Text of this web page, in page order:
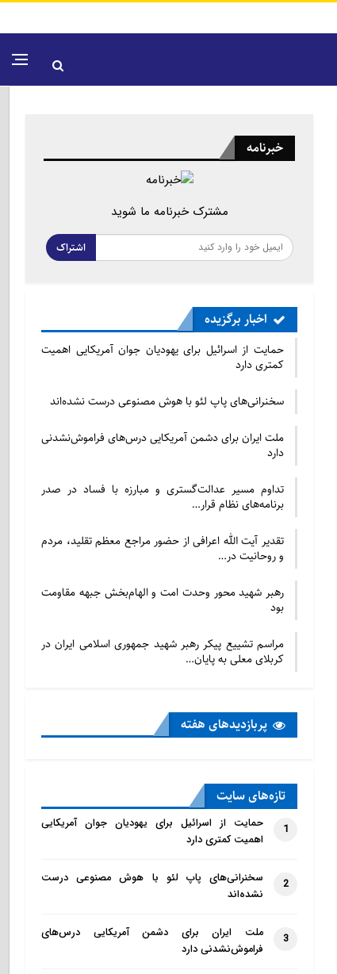
خبرنامه
مشترک خبرنامه ما شوید
اشتراک
اخبار برگزیده
حمایت از اسرائیل برای یهودیان جوان آمریکایی اهمیت
کمتری دارد
سخنرانی‌های پاپ لئو با هوش مصنوعی درست نشده‌اند
ملت ایران برای دشمن آمریکایی درس‌های فراموش‌نشدنی
دارد
تداوم مسیر عدالت‌گستری و مبارزه با فساد در صدر
برنامه‌های نظام قرار…
تقدیر آیت الله اعرافی از حضور مراجع معظم تقلید، مردم
و روحانیت در…
رهبر شهید محور وحدت امت و الهام‌بخش جبهه مقاومت
بود
مراسم تشییع پیکر رهبر شهید جمهوری اسلامی ایران در
کربلای معلی به پایان…
پربازدید‌های هفته
تازه‌‌های سایت
1
حمایت از اسرائیل برای یهودیان جوان آمریکایی
اهمیت کمتری دارد
2
سخنرانی‌های پاپ لئو با هوش مصنوعی درست
نشده‌اند
3
ملت ایران برای دشمن آمریکایی درس‌های
فراموش‌نشدنی دارد